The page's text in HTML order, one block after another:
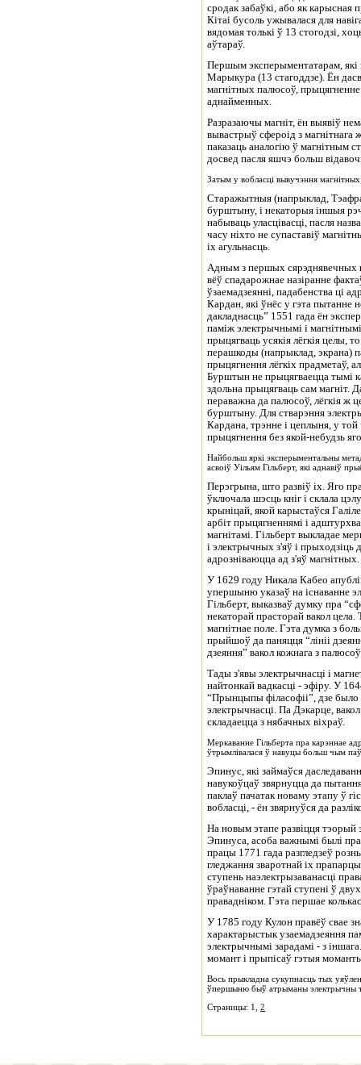
сродак забаўкі, або як карысная
Кітаі бусоль ужывалася для
вядомая толькі ў 13 стогодзі,
аўтараў.
Першым эксперыментатарам, які
Марыкура (13 стагоддзе). Ён
магнітных палюсоў,
аднайменных.
Разразаючы магніт, ён выявіў
вывастрыў сфероід з магнітнага
паказаць аналогію ў магнітным
досвед пасля яшчэ больш
Затым у вобласці вывучэння
Старажытныя (напрыклад,
бурштыну, і некаторыя іншыя
набываць уласцівасці, пасля
часу ніхто не супаставіў
іх агульнасць.
Адным з першых сярэднявечных
вёў спадарожнае назіранне
ўзаемадзеянні, падабенства ці
Кардан, які ўнёс у гэта пытанне
дакладнасць” 1551 гада ён
паміж электрычнымі і
прыцягваць усякія лёгкія целы,
перашкоды (напрыклад, экрана)
прыцягнення лёгкіх прадметаў,
Бурштын не прыцягваецца тымі
здольна прыцягваць сам магніт.
пераважна да палюсоў, лёгкія ж
бурштыну. Для стварэння
Кардана, трэнне і цеплыня, у
прыцягнення без якой-небудзь
Найбольш яркі эксперыментальны
асвоіў Уільям Гільберт, які аднавіў
Перэгрына, што развіў іх. Яго
ўключала шэсць кніг і склала
крыніцай, якой карыстаўся
арбіт прыцягненнямі і
магнітамі. Гільберт выкладае
і электрычных з'яў і
адрозніваюцца ад з'яў магнітных.
У 1629 году Никала Кабео
упершыню указаў на існаванне
Гільберт, выказваў думку пра
некаторай прасторай вакол
магнітнае поле. Гэта думка з
прыйшоў да паняцця “лініі
дзеяння” вакол кожнага з
Тады з'явы электрычнасці і
найтонкай вадкасці - эфіру. У
“Прынцыпы філасофіі”, дзе
электрычнасці. Па Дэкарце,
складаецца з нябачных віхраў.
Меркаванне Гільберта пра карэннае
ўтрымлівалася ў навуцы больш чым
Эпинус, які займаўся
навукоўцаў звярнуцца да
паклаў пачатак новаму этапу ў
вобласці, - ён звярнуўся да
На новым этапе развіцця тэорый
Эпинуса, асоба важнымі былі
працы 1771 гада разгледзеў
гледжання зваротнай іх
ступень наэлектрызаванасці
ўраўнаванне гэтай ступені ў
правадніком. Гэта першае
У 1785 году Кулон правёў свае
характарыстык узаемадзеяння
электрычнымі зарадамі - з
момант і прыпісаў гэтыя
Вось прыкладна сукупнасць тых
ўпершыню быў атрыманы электрычны
Страницы: 1, 2